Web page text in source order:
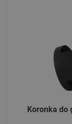
Koronka do